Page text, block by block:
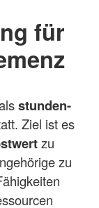
für
stunden-
Ziel ist es
zu
zu